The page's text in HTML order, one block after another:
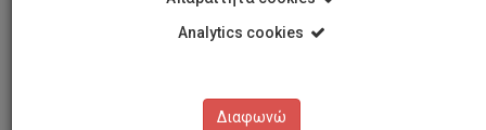
Analytics cookies
Διαφωνώ